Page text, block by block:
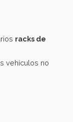
racks de
vehículos no